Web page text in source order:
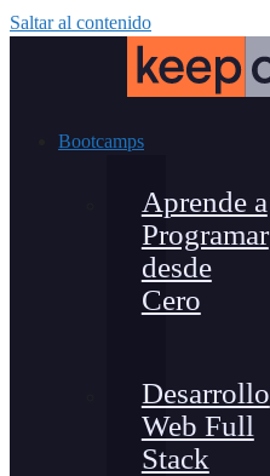
Saltar al contenido
Bootcamps
Aprende a
Programar
desde
Cero
Desarrollo
Web Full
Stack